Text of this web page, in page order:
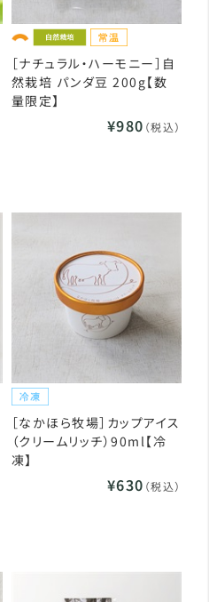
［ナチュラル・ハーモニー］自
然栽培 パンダ豆 200g【数
量限定】
¥980 （税込）
［なかほら牧場］カップアイス
（クリームリッチ）90ml【冷
凍】
¥630 （税込）